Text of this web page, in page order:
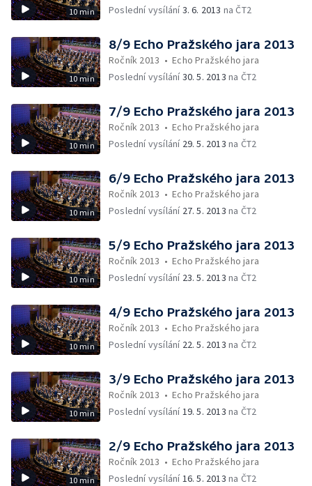
10 min
Poslední vysílání3. 6. 2013 na ČT2
10 min
8/9 Echo Pražského jara 2013
Ročník 2013 •Echo Pražského jara
Poslední vysílání30. 5. 2013 na ČT2
10 min
7/9 Echo Pražského jara 2013
Ročník 2013 •Echo Pražského jara
Poslední vysílání 29. 5. 2013 na ČT2
10 min
6/9 Echo Pražského jara 2013
Ročník 2013 •Echo Pražského jara
Poslední vysílání 27. 5. 2013 na ČT2
10 min
5/9 Echo Pražského jara 2013
Ročník 2013 •Echo Pražského jara
Poslední vysílání 23. 5. 2013 na ČT2
10 min
4/9 Echo Pražského jara 2013
Ročník 2013 •Echo Pražského jara
Poslední vysílání 22. 5. 2013 na ČT2
10 min
3/9 Echo Pražského jara 2013
Ročník 2013 •Echo Pražského jara
Poslední vysílání19. 5. 2013 na ČT2
10 min
2/9 Echo Pražského jara 2013
Ročník 2013 •Echo Pražského jara
Poslední vysílání16. 5. 2013 na ČT2